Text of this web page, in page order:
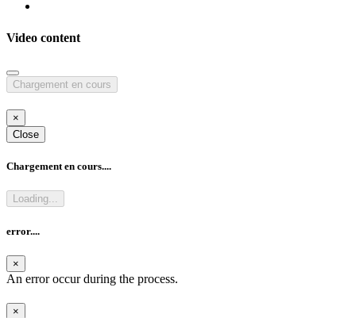
Video content
Chargement en cours
×
Close
Chargement en cours....
Loading...
error....
×
An error occur during the process.
×